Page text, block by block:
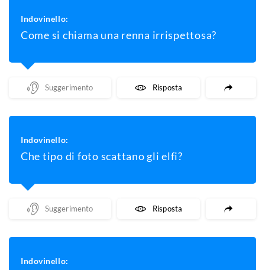
Indovinello:
Come si chiama una renna irrispettosa?
Mostra Un Suggerimento Mostra La Risposta
Indovinello:
Che tipo di foto scattano gli elfi?
Mostra Un Suggerimento Mostra La Risposta
Indovinello: